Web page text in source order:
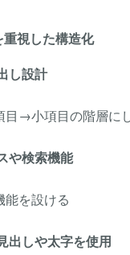
視した構造化
し設計
目→小項目の階層に
や検索機能
能を設ける
出しや太字を使用